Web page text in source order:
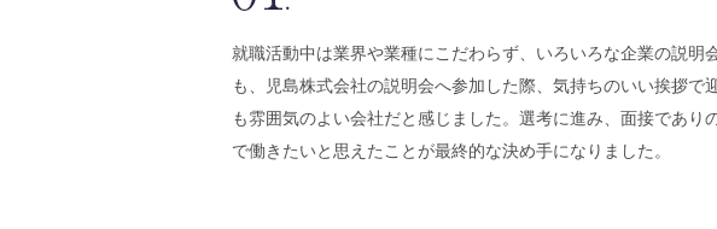
就職活動中は業界や業種にこだわらず、いろいろな企業の説明
も、児島株式会社の説明会へ参加した際、気持ちのいい挨拶で
も雰囲気のよい会社だと感じました。選考に進み、面接であり
で働きたいと思えたことが最終的な決め手になりました。